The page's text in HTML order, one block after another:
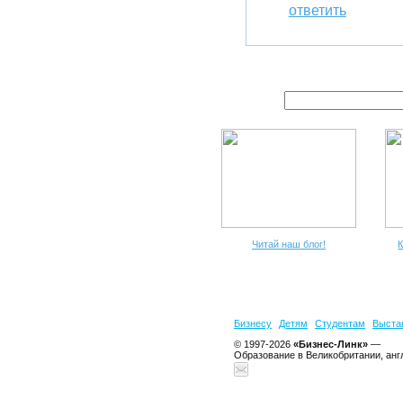
ответить
Читай наш блог!
Бизнесу Детям Студентам
© 1997-2026 «Бизнес-Линк» —
Образование в Великобритании,